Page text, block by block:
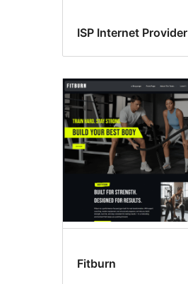
ISP Internet Provider
Fitburn